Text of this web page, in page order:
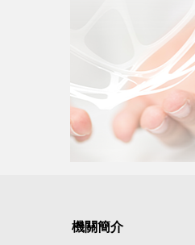
機關簡介